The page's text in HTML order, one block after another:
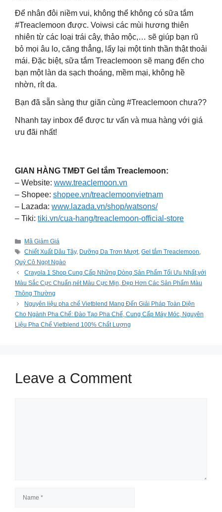
Để nhân đôi niềm vui, không thể không có sữa tắm
#Treaclemoon được. Voiwsi các mùi hương thiên
nhiên từ các loại trái cây, thảo mộc,… sẽ giúp bạn rũ
bỏ mọi âu lo, căng thẳng, lấy lại một tinh thần thật thoải
mái. Đặc biệt, sữa tắm Treaclemoon sẽ mang đến cho
bạn một làn da sạch thoáng, mềm mại, không hề
nhờn, rít da.
Bạn đã sẵn sàng thư giãn cùng #Treaclemoon chưa??
Nhanh tay inbox để được tư vấn và mua hàng với giá
ưu đãi nhất!
GIAN HÀNG TMĐT Gel tắm Treaclemoon:
– Website: www.treaclemoon.vn
– Shopee: shopee.vn/treaclemoonvietnam
– Lazada: www.lazada.vn/shop/watsons/
– Tiki: tiki.vn/cua-hang/treaclemoon-official-store
Categories
Mã Giảm Giá
Tags
Chiết Xuất Dâu Tây, Dưỡng Da Trơn Mượt,Gel tắm Treaclemoon,
Quý Cô Ngọt Ngào
Crayola 1 Shop Cung Cấp Những Dòng Sản Phẩm Tối Ưu Nhất,với
Màu Sắc Cực Chuẩn,nét Màu Cực Mịn, Đẹp Hơn Các Sản Phẩm Màu
Thông Thường
Nguyên liệu pha chế Vietblend Mang Đến Giải Pháp Toàn Diện
Cho Ngành Pha Chế: Đào Tạo Pha Chế, Cung Cấp Máy Móc, Nguyên
Liệu Pha Chế Vietblend 100% Chất Lượng
Leave a Comment